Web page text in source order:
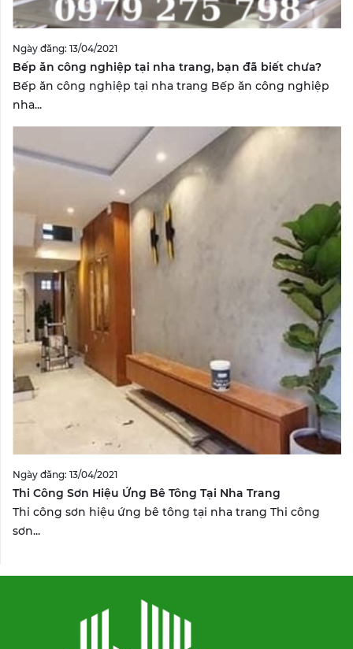
Ngày đăng: 13/04/2021
Bếp ăn công nghiệp tại nha trang, bạn đã biết chưa?
Bếp ăn công nghiệp tại nha trang Bếp ăn công nghiệp
nha...
Ngày đăng: 13/04/2021
Thi Công Sơn Hiệu Ứng Bê Tông Tại Nha Trang
Thi công sơn hiệu ứng bê tông tại nha trang Thi công
sơn...